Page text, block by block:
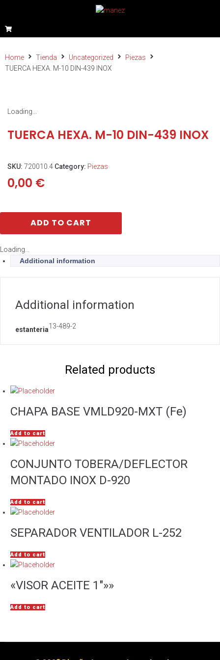
Home Tienda Uncategorized
Piezas
TUERCA HEXA. M-10 DIN-439 INOX
Loading...
TUERCA HEXA. M-10 DIN-439 INOX
SKU: 720010.4 Category: Piezas
0,00 €
ADD TO CART
Loading...
Additional information
Additional information
estanteria13-489-2
Related products
CHAPA BASE VMLD920-MXT (Fe)
Add to cart
CONJUNTO TOBERA/DEFLECTOR
MONTADO INOX D-920
Add to cart
SEPARADOR VENTILADOR L-252
Add to cart
«VISOR ACEITE 1″»»
Add to cart